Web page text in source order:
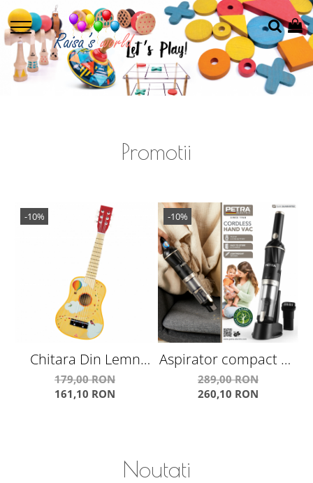
Promotii
-10%
Chitara Din Lemn
Pentru Copii Frumos
Pictata Air Balloon
179,00 RON
161,10 RON
-10%
Aspirator compact de
mana fara fir PETRA
289,00 RON
260,10 RON
Noutati